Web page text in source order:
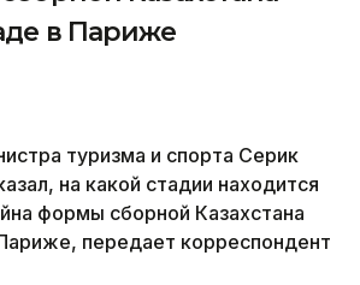
в Париже
туризма и спорта Серик
на какой стадии находится
формы сборной Казахстана
передает корреспондент